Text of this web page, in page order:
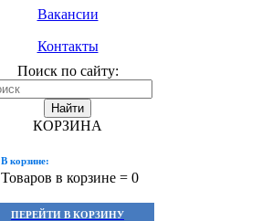
Вакансии
Контакты
Поиск по сайту:
Найти
КОРЗИНА
В корзине:
Товаров в корзине = 0
ПЕРЕЙТИ В КОРЗИНУ